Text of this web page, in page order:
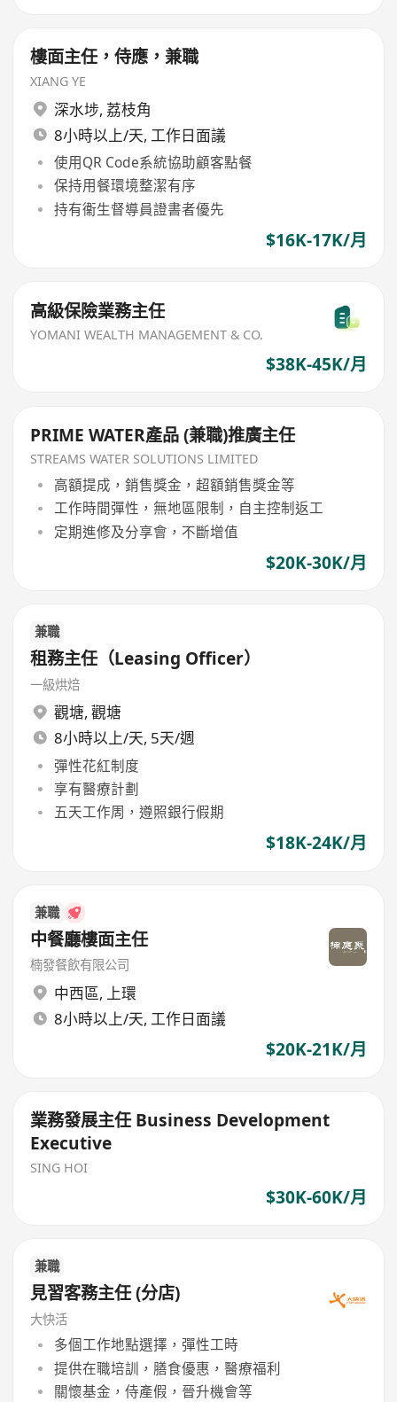
樓面主任，侍應，兼職
XIANG YE
深水埗, 荔枝角
8小時以上/天, 工作日面議
使用QR Code系統協助顧客點餐
保持用餐環境整潔有序
持有衞生督導員證書者優先
$16K-17K/月
高級保險業務主任
YOMANI WEALTH MANAGEMENT & CO.
$38K-45K/月
PRIME WATER產品 (兼職)推廣主任
STREAMS WATER SOLUTIONS LIMITED
高額提成，銷售獎金，超額銷售獎金等
工作時間彈性，無地區限制，自主控制返工
定期進修及分享會，不斷增值
$20K-30K/月
兼職
租務主任（Leasing Officer）
一級烘焙
觀塘, 觀塘
8小時以上/天, 5天/週
彈性花紅制度
享有醫療計劃
五天工作周，遵照銀行假期
$18K-24K/月
兼職
中餐廳樓面主任
楠發餐飲有限公司
中西區, 上環
8小時以上/天, 工作日面議
$20K-21K/月
業務發展主任 Business Development
Executive
SING HOI
$30K-60K/月
兼職
見習客務主任 (分店)
大快活
多個工作地點選擇，彈性工時
提供在職培訓，膳食優惠，醫療福利
關懷基金，侍產假，晉升機會等